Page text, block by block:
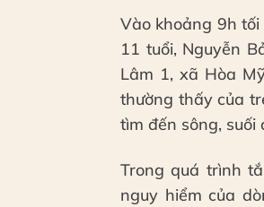
Vào khoảng 9h
11 tuổi, Nguyễn
Lâm 1, xã Hòa
thường thấy của
tìm đến sông, suối
Trong quá trình
nguy hiểm của